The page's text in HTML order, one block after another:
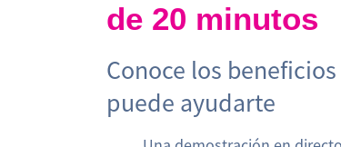
de 20 minutos
Conoce los
puede ayudarte